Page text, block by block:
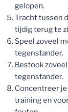
gelopen.
Tracht tussen
tijdig terug te
Speel zoveel
tegenstander.
Bestook
tegenstander.
Concentreer
training en